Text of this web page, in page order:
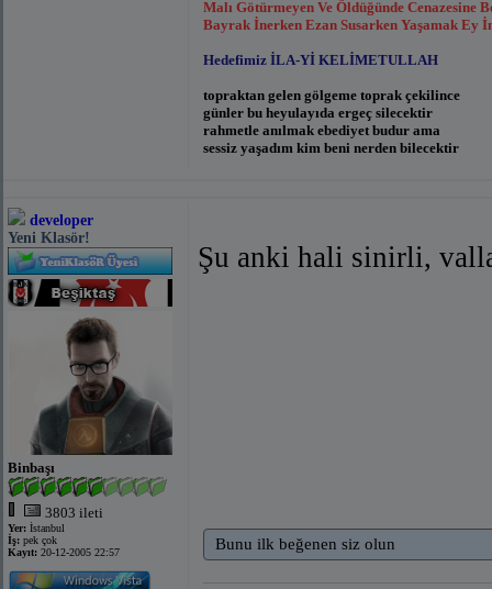
Malı Götürmeyen Ve Öldüğünde Cenazesine
Bayrak İnerken Ezan Susarken Yaşamak Ey
Hedefimiz İLA-Yİ KELİMETULLAH
topraktan gelen gölgeme toprak çekilince
günler bu heyulayıda ergeç silecektir
rahmetle anılmak ebediyet budur ama
sessiz yaşadım kim beni nerden bilecektir
Mehmedim,sevinin ,başlar yüksekte!
Ölsek de sevinin,eve dönsek de!
developer
Yeni Klasör!
Binbaşı
3803 ileti
Yer: İstanbul
İş: pek çok
Kayıt: 20-12-2005 22:57
Şu anki hali sinirli,
Bunu ilk beğenen siz olun